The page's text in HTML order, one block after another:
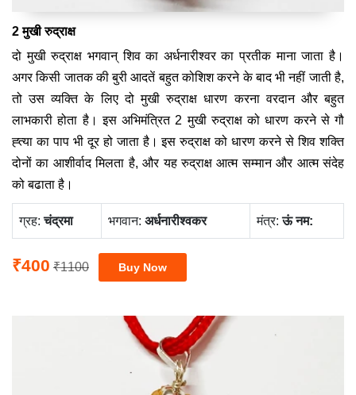
2 मुखी रुद्राक्ष
दो मुखी रुद्राक्ष भगवान् शिव का अर्धनारीश्वर का प्रतीक माना जाता है।
अगर किसी जातक की बुरी आदतें बहुत कोशिश करने के बाद भी नहीं जाती है,
तो उस व्यक्ति के लिए दो मुखी रुद्राक्ष धारण करना वरदान और बहुत
लाभकारी होता है। इस अभिमंत्रित 2 मुखी रुद्राक्ष को धारण करने से गौ
ह्त्या का पाप भी दूर हो जाता है। इस रुद्राक्ष को धारण करने से शिव शक्ति
दोनों का आशीर्वाद मिलता है, और यह रुद्राक्ष आत्म सम्मान और आत्म संदेह
को बढाता है।
ग्रह:चंद्रमा भगवान: अर्धनारीश्वकर मंत्र:ऊं नम:
₹400 ₹1100